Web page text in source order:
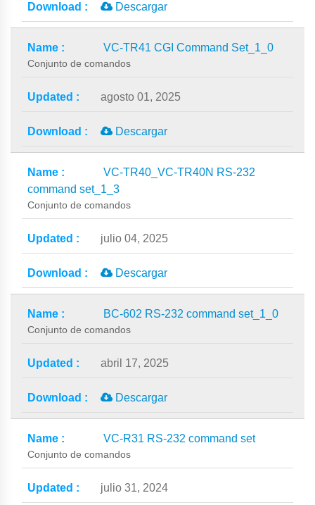
Descargar
VC-TR41 CGI Command Set_1_0
Conjunto de comandos
agosto 01, 2025
Descargar
VC-TR40_VC-TR40N RS-232
command set_1_3
Conjunto de comandos
julio 04, 2025
Descargar
BC-602 RS-232 command set_1_0
Conjunto de comandos
abril 17, 2025
Descargar
VC-R31 RS-232 command set
Conjunto de comandos
julio 31, 2024